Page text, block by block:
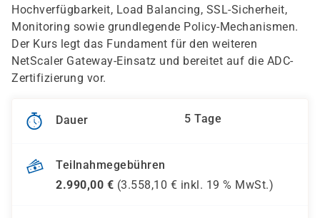
Hochverfügbarkeit, Load Balancing, SSL-Sicherheit,
Monitoring sowie grundlegende Policy-Mechanismen.
Der Kurs legt das Fundament für den weiteren
NetScaler Gateway-Einsatz und bereitet auf die ADC-
Zertifizierung vor.
Dauer 5 Tage
Teilnahmegebühren
2.990,00 € (3.558,10 € inkl. 19 % MwSt.)